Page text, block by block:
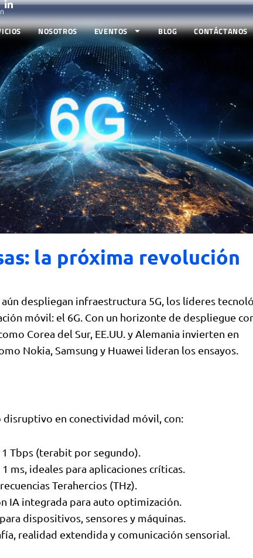
NOSOTROS EVENTOS BLOG CONTÁCTANOS
la próxima revolución
despliegan infraestructura 5G, los líderes
móvil: el 6G. Con un horizonte de despliegue
Corea del Sur, EE.UU. y Alemania invierten en
Nokia, Samsung y Huawei lideran los ensayos.
disruptivo en conectividad móvil, con:
Tbps (terabit por segundo).
ms, ideales para aplicaciones críticas.
Terahercios (THz).
IA integrada para auto optimización.
dispositivos, sensores y máquinas.
realidad extendida y comunicación sensorial.